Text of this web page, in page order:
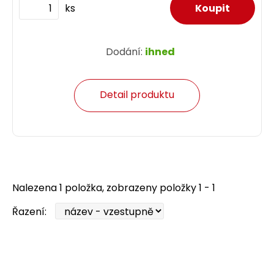
ks
Dodání: ihned
Detail produktu
Nalezena 1 položka, zobrazeny položky 1 - 1
Řazení: